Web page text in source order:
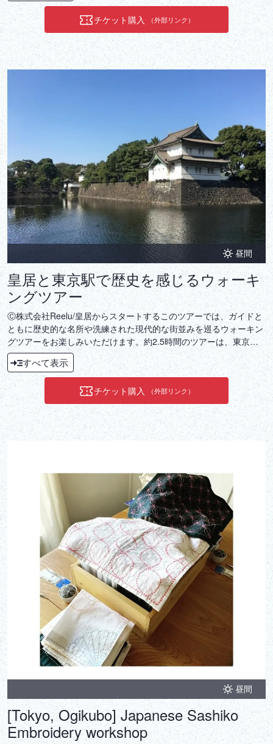
チケット購入 （外部リンク）
昼間
皇居と東京駅で歴史を感じるウォーキ
ングツアー
Ⓒ株式会社Reelu/皇居からスタートするこのツアーでは、ガイドと
ともに歴史的な名所や洗練された現代的な街並みを巡るウォーキン
グツアーをお楽しみいただけます。約2.5時間のツアーは、東京を
深く知りたい方にぴったりです。
すべて表示
チケット購入 （外部リンク）
昼間
[Tokyo, Ogikubo] Japanese Sashiko
Embroidery workshop